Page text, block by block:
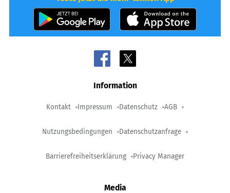
Information
Kontakt Impressum Datenschutz AGB
Nutzungsbedingungen Datenschutzanfrage
Barrierefreiheitserklärung Privacy Manager
Media